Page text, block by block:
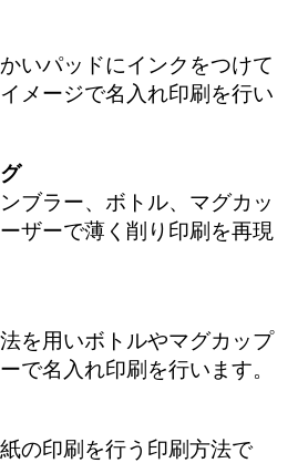
いパッドにインクをつけて
メージで名入れ印刷を行い
ブラー、ボトル、マグカッ
ザーで薄く削り印刷を再現
を用いボトルやマグカップ
で名入れ印刷を行います。
の印刷を行う印刷方法で